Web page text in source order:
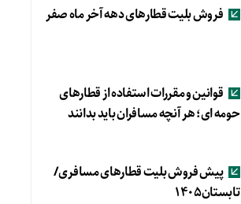
فروش بلیت قطارهای دهه آخر ماه صفر
قوانین و مقررات استفاده از قطارهای
حومه ای؛ هر آنچه مسافران باید بدانند
پیش فروش بلیت قطارهای مسافری/
تابستان۱۴۰۵